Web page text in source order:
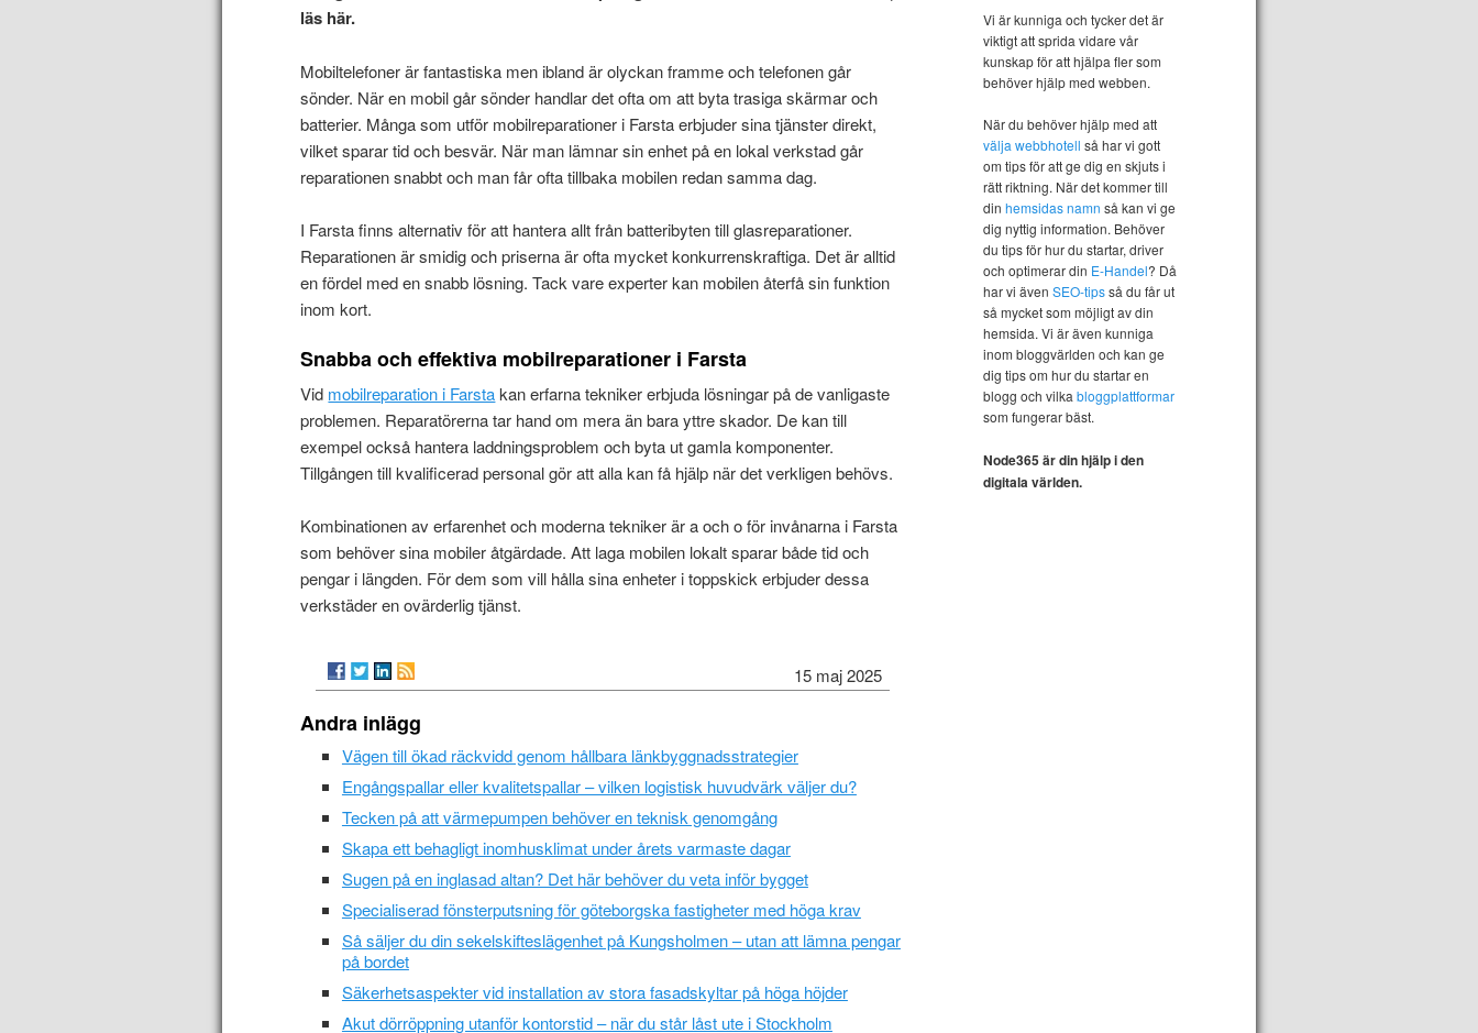
läs här.
Mobiltelefoner är fantastiska men ibland är olyckan framme och telefonen går
sönder. När en mobil går sönder handlar det ofta om att byta trasiga skärmar och
batterier. Många som utför mobilreparationer i Farsta erbjuder sina tjänster direkt,
vilket sparar tid och besvär. När man lämnar sin enhet på en lokal verkstad går
reparationen snabbt och man får ofta tillbaka mobilen redan samma dag.
I Farsta finns alternativ för att hantera allt från batteribyten till glasreparationer.
Reparationen är smidig och priserna är ofta mycket konkurrenskraftiga. Det är alltid
en fördel med en snabb lösning. Tack vare experter kan mobilen återfå sin funktion
inom kort.
Snabba och effektiva mobilreparationer i Farsta
Vid mobilreparation i Farstakan erfarna tekniker erbjuda lösningar på de vanligaste
problemen. Reparatörerna tar hand om mera än bara yttre skador. De kan till
exempel också hantera laddningsproblem och byta ut gamla komponenter.
Tillgången till kvalificerad personal gör att alla kan få hjälp när det verkligen behövs.
Kombinationen av erfarenhet och moderna tekniker är a och o för invånarna i Farsta
som behöver sina mobiler åtgärdade. Att laga mobilen lokalt sparar både tid och
pengar i längden. För dem som vill hålla sina enheter i toppskick erbjuder dessa
verkstäder en ovärderlig tjänst.
15 maj 2025
Andra inlägg
Vägen till ökad räckvidd genom hållbara länkbyggnadsstrategier
Engångspallar eller kvalitetspallar – vilken logistisk huvudvärk väljer du?
Tecken på att värmepumpen behöver en teknisk genomgång
Skapa ett behagligt inomhusklimat under årets varmaste dagar
Sugen på en inglasad altan? Det här behöver du veta inför bygget
Specialiserad fönsterputsning för göteborgska fastigheter med höga krav
Så säljer du din sekelskifteslägenhet på Kungsholmen – utan att lämna pengar
på bordet
Säkerhetsaspekter vid installation av stora fasadskyltar på höga höjder
Akut dörröppning utanför kontorstid – när du står låst ute i Stockholm
Vi är kunniga och tycker det är
viktigt att sprida vidare vår
kunskap för att hjälpa fler som
behöver hjälp med webben.
När du behöver hjälp med att
välja webbhotell så har vi gott
om tips för att ge dig en skjuts i
rätt riktning. När det kommer till
din hemsidas namn så kan vi ge
dig nyttig information. Behöver
du tips för hur du startar, driver
och optimerar din E-Handel? Då
har vi även SEO-tipsså du får ut
så mycket som möjligt av din
hemsida. Vi är även kunniga
inom bloggvärlden och kan ge
dig tips om hur du startar en
blogg och vilka bloggplattformar
som fungerar bäst.
Node365 är din hjälp i den
digitala världen.